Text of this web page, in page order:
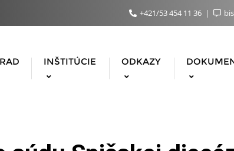
+421/53 454 11 36
INŠTITÚCIE ODKAZY